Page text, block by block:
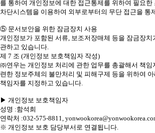
를 통하여 개인정보에 대한 접근통제를 위하여 필요한
차단시스템을 이용하여 외부로부터의 무단 접근을 통
⑤ 문서보안을 위한 잠금장치 사용
개인정보가 포함된 서류, 보조저장매체 등을 잠금장치
관하고 있습니다.
제 7 조 (개인정보 보호책임자 작성)
㈜연우는 개인정보 처리에 관한 업무를 총괄해서 책
련한 정보주체의 불만처리 및 피해구제 등을 위하여
책임자를 지정하고 있습니다.
▶ 개인정보 보호책임자
성명 :함석희
연락처 :032-575-8811,
※ 개인정보 보호 담당부서로 연결됩니다.